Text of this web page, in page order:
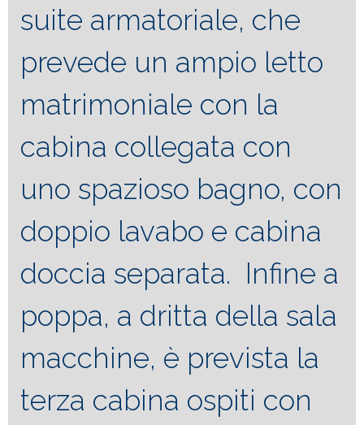
suite armatoriale, che
prevede un ampio letto
matrimoniale con la
cabina collegata con
uno spazioso bagno, con
doppio lavabo e cabina
doccia separata. Infine a
poppa, a dritta della sala
macchine, è prevista la
terza cabina ospiti con